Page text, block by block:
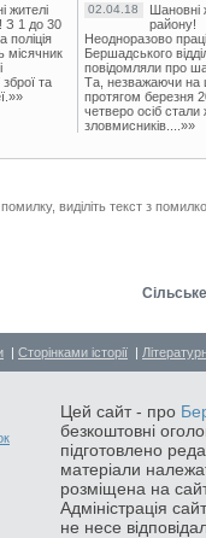
жителі
З 1 до 30
поліція
місячник
та
02.04.18
Шановні
району!
Неодноразово
Бершадського
повідомляли про
Та, незважаючи на
протягом березня
четверо осіб
зловмисників....»»
виділіть текст з
| Сторінками історії |
Цей сайт - про
безкоштовні
підготовлено
матеріали
розміщена на
Адміністрація
не несе